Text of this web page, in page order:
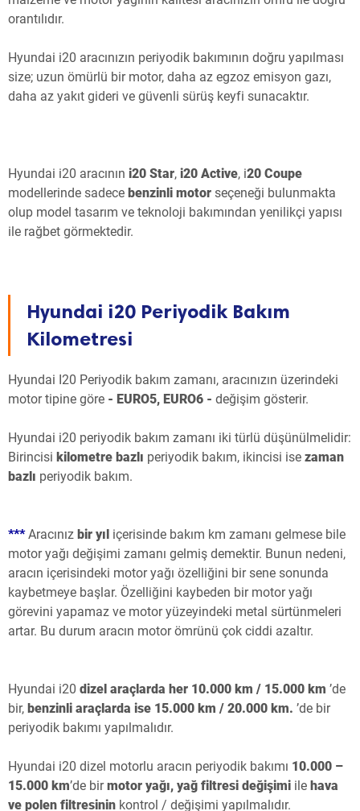
orantılıdır.
Hyundai i20 aracınızın periyodik bakımının doğru yapılması
size; uzun ömürlü bir motor, daha az egzoz emisyon gazı,
daha az yakıt gideri ve güvenli sürüş keyfi sunacaktır.
Hyundai i20 aracının i20 Star, i20 Active, i20 Coupe
modellerinde sadece benzinli motor seçeneği bulunmakta
olup model tasarım ve teknoloji bakımından yenilikçi yapısı
ile rağbet görmektedir.
Hyundai i20 Periyodik Bakım
Kilometresi
Hyundai I20 Periyodik bakım zamanı, aracınızın üzerindeki
motor tipine göre - EURO5, EURO6 - değişim gösterir.
Hyundai i20 periyodik bakım zamanı iki türlü düşünülmelidir:
Birincisi kilometre bazlı periyodik bakım, ikincisi ise zaman
bazlı periyodik bakım.
***Aracınız bir yıl içerisinde bakım km zamanı gelmese bile
motor yağı değişimi zamanı gelmiş demektir. Bunun nedeni,
aracın içerisindeki motor yağı özelliğini bir sene sonunda
kaybetmeye başlar. Özelliğini kaybeden bir motor yağı
görevini yapamaz ve motor yüzeyindeki metal sürtünmeleri
artar. Bu durum aracın motor ömrünü çok ciddi azaltır.
Hyundai i20 dizel araçlarda her 10.000 km / 15.000 km ’de
bir, benzinli araçlarda ise 15.000 km / 20.000 km. ’de bir
periyodik bakımı yapılmalıdır.
Hyundai i20 dizel motorlu aracın periyodik bakımı 10.000 –
15.000 km’de birmotor yağı, yağ filtresi değişimi ile hava
ve polen filtresinin kontrol / değişimi yapılmalıdır.